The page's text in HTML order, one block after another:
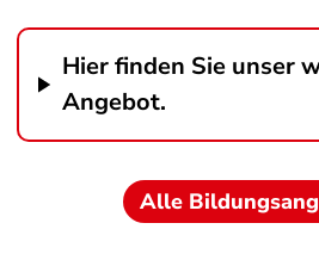
Hier finden Sie unser
Angebot.
Alle